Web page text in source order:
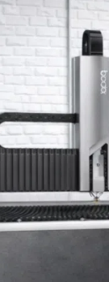
CNC
Formato
cambio
de